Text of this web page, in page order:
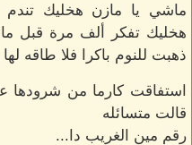
هخليك تفكر ألف مرة
ذهبت للنوم باكرا فلا طاقه
استفاقت كارما من شرودها
قالت متسائله
رقم مين الغريب دا...